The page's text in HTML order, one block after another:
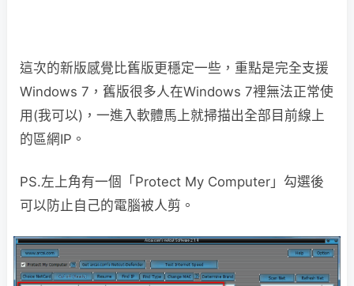
這次的新版感覺比舊版更穩定一些，重點是完全支援
Windows 7，舊版很多人在Windows 7裡無法正常使
用(我可以)，一進入軟體馬上就掃描出全部目前線上
的區網IP。
PS.左上角有一個「Protect My Computer」勾選後
可以防止自己的電腦被人剪。